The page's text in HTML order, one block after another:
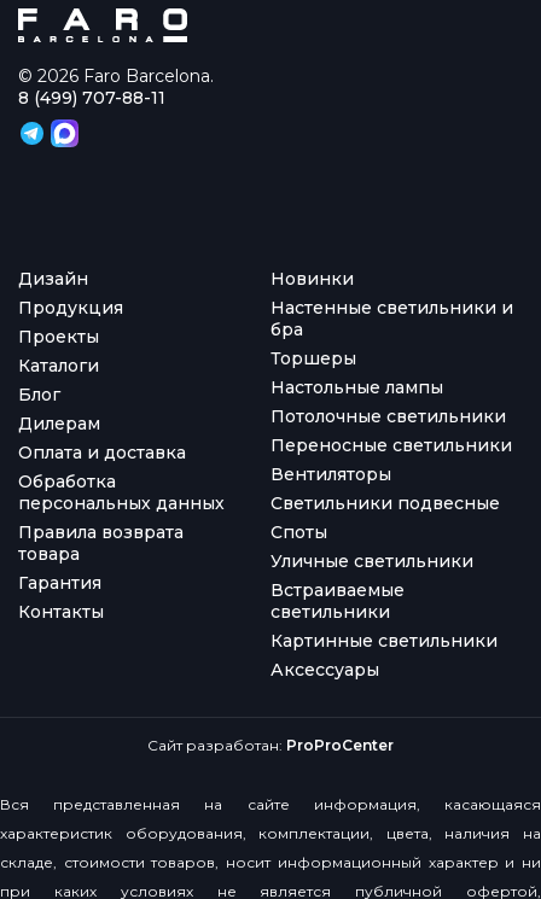
© 2026 Faro Barcelona.
Дизайн
Продукция
Проекты
Каталоги
Блог
Дилерам
Оплата и доставка
Обработка
персональных данных
Правила возврата
товара
Гарантия
Контакты
Новинки
Настенные светильники и
бра
Торшеры
Настольные лампы
Потолочные светильники
Переносные светильники
Вентиляторы
Светильники подвесные
Споты
Уличные светильники
Встраиваемые
светильники
Картинные светильники
Аксессуары
8 (499) 707-88-11
Сайт разработан: ProProCenter
Вся представленная на сайте информация, касающаяся
характеристик оборудования, комплектации, цвета, наличия на
складе, стоимости товаров, носит информационный характер и ни
при каких условиях не является публичной офертой,